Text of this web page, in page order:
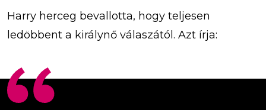
Harry herceg bevallotta, hogy teljesen
ledöbbent a királynő válaszától. Azt írja: